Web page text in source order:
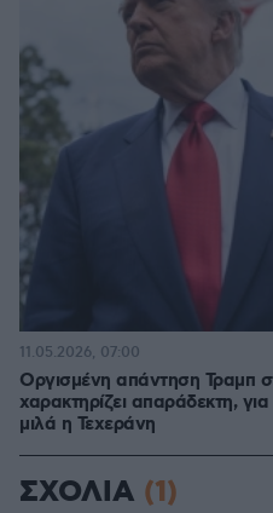
Οργισμένη απάντηση Τραμπ
χαρακτηρίζει απαράδεκτη,
μιλά η Τεχεράνη
11.05.2026, 07:00
ΣΧΟΛΙΑ (1)